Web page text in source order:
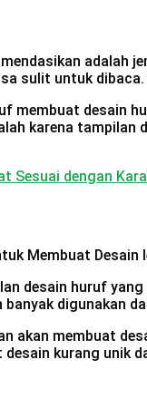
adalah
sulit untuk
membuat desain
karena
Sesuai dengan
desain huruf
digunakan
akan membuat
kurang unik